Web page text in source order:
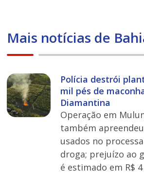
Mais notícias de
Polícia destrói
mil pés de
Diamantina
Operação em
também
usados no
droga; prejuízo ao
é estimado em R$